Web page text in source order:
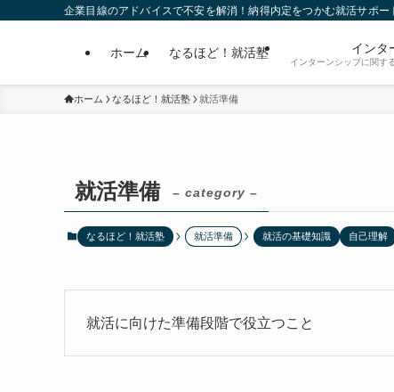
企業目線のアドバイスで不安を解消！納得内定をつかむ就活サポー
ホーム なるほど！就活塾 インタ
インターンシップに関す
ホーム なるほど！就活塾 就活準備
就活準備 – category –
なるほど！就活塾 就活準備 就活の基礎知識 自己理解
就活に向けた準備段階で役立つこと